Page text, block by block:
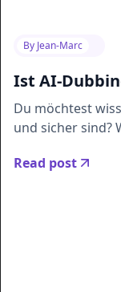
By Jean-Marc
Ist AI-
Du möchtest
und sicher sind?
Read post